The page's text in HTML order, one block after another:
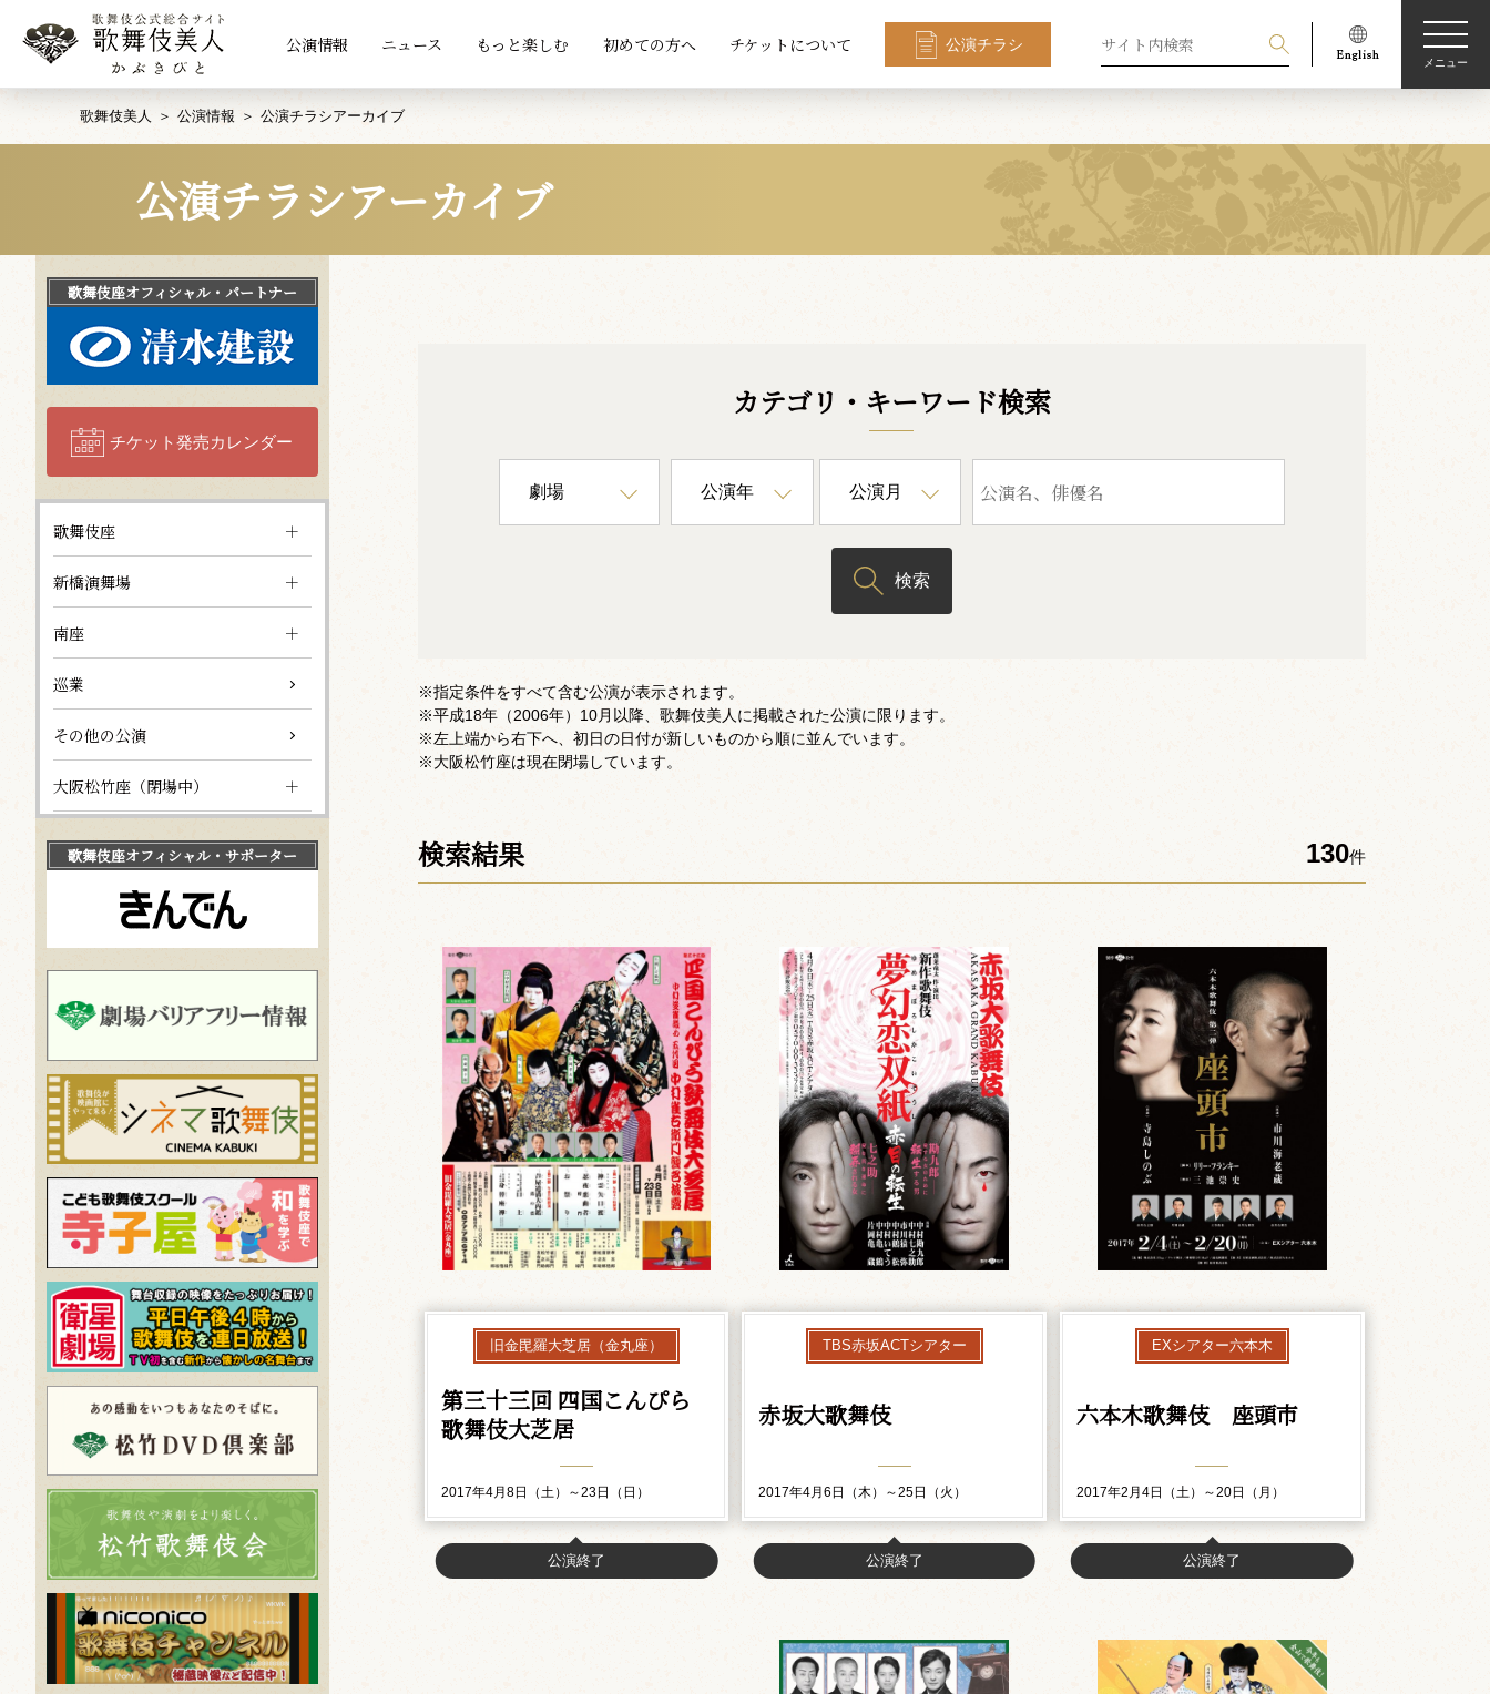
公演情報 ニュース もっと楽しむ 初めての方へ チケットについて 公演チラシ
メニュー
歌舞伎美人 公演情報 公演チラシアーカイブ
公演チラシアーカイブ
カテゴリ・キーワード検索
検索
※指定条件をすべて含む公演が表示されます。
※平成18年（2006年）10月以降、歌舞伎美人に掲載された公演に限ります。
※左上端から右下へ、初日の日付が新しいものから順に並んでいます。
※大阪松竹座は現在閉場しています。
検索結果 130件
旧金毘羅大芝居（金丸座）
第三十三回 四国こんぴら
歌舞伎大芝居
2017年4月8日（土）～23日（日）
公演終了
TBS赤坂ACTシアター
赤坂大歌舞伎
2017年4月6日（木）～25日（火）
公演終了
EXシアター六本木
六本木歌舞伎 座頭市
2017年2月4日（土）～20日（月）
公演終了
歌舞伎座オフィシャル・パートナー
チケット発売カレンダー
歌舞伎座
新橋演舞場
南座
巡業
その他の公演
大阪松竹座（閉場中）
歌舞伎座オフィシャル・サポーター